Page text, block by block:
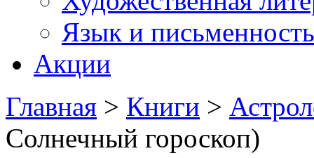
Язык и письменность
Акции
Главная > Книги >
Солнечный гороскоп)